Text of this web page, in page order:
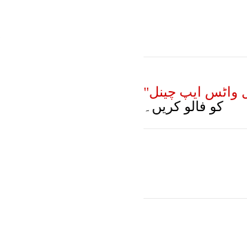
واٹس ایپ چینل"
کو فالو کریں۔